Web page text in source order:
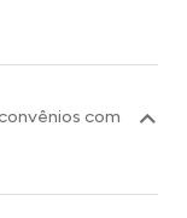
com